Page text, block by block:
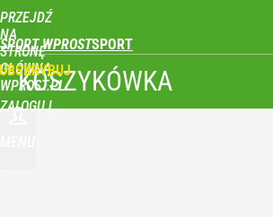
PRZEJDŹ
NA
STRONĘ
GŁÓWNĄ
WPROST.PL
SPORT WPROST
ZALOGUJ
KOSZYKÓWKA